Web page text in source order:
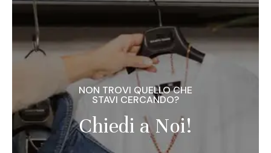
NON TROVI QUELLO CHE
STAVI CERCANDO?
Chiedi a Noi!